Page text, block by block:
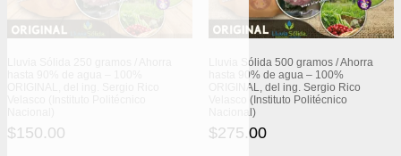
$150.00
Lluvia Sólida 500 gramos / Ahorra
hasta 90% de agua – 100%
ORIGINAL, del ing. Sergio Rico
Velasco (Instituto Politécnico
Nacional)
$275.00